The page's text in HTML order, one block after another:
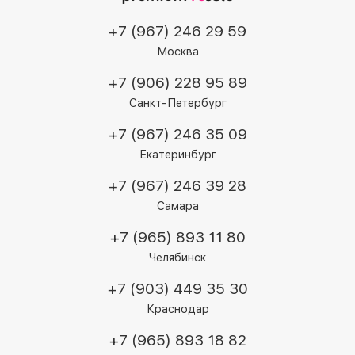
+7 (967) 246 29 59
Москва
+7 (906) 228 95 89
Санкт-Петербург
+7 (967) 246 35 09
Екатеринбург
+7 (967) 246 39 28
Самара
+7 (965) 893 11 80
Челябинск
+7 (903) 449 35 30
Краснодар
+7 (965) 893 18 82